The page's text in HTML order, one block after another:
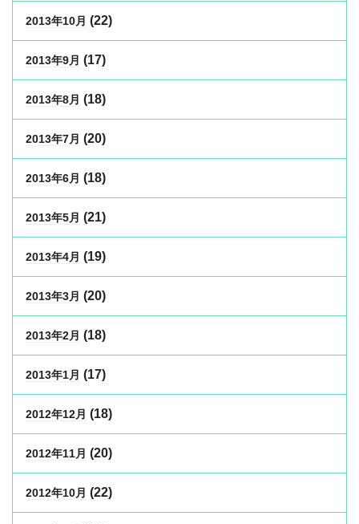
2013年10月 (22)
2013年9月 (17)
2013年8月 (18)
2013年7月 (20)
2013年6月 (18)
2013年5月 (21)
2013年4月 (19)
2013年3月 (20)
2013年2月 (18)
2013年1月 (17)
2012年12月 (18)
2012年11月 (20)
2012年10月 (22)